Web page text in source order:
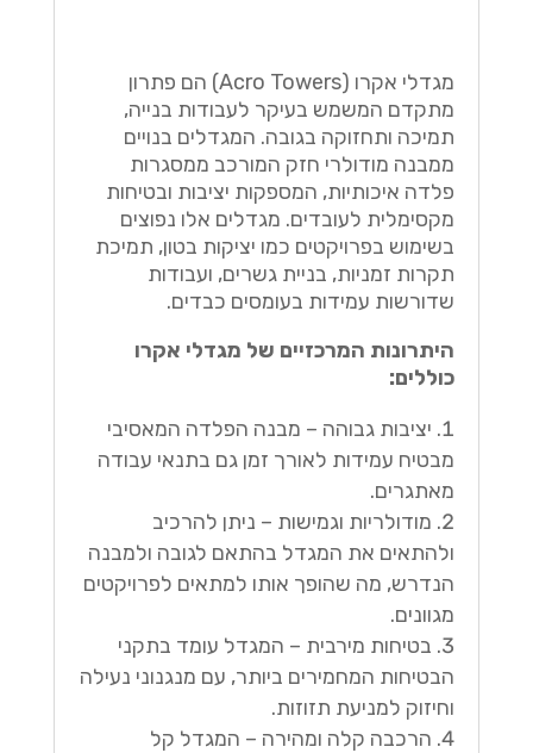
מגדלי אקרו (Acro Towers) הם פתרון
מתקדם המשמש בעיקר לעבודות בנייה,
תמיכה ותחזוקה בגובה. המגדלים בנויים
ממבנה מודולרי חזק המורכב ממסגרות
פלדה איכותיות, המספקות יציבות ובטיחות
מקסימלית לעובדים. מגדלים אלו נפוצים
בשימוש בפרויקטים כמו יציקות בטון, תמיכת
תקרות זמניות, בניית גשרים, ועבודות
שדורשות עמידות בעומסים כבדים.
היתרונות המרכזיים של מגדלי אקרו
כוללים:
יציבות גבוהה – מבנה הפלדה המאסיבי
מבטיח עמידות לאורך זמן גם בתנאי עבודה
מאתגרים.
מודולריות וגמישות – ניתן להרכיב
ולהתאים את המגדל בהתאם לגובה ולמבנה
הנדרש, מה שהופך אותו למתאים לפרויקטים
מגוונים.
בטיחות מירבית – המגדל עומד בתקני
הבטיחות המחמירים ביותר, עם מנגנוני נעילה
וחיזוק למניעת תזוזות.
הרכבה קלה ומהירה – המגדל קל